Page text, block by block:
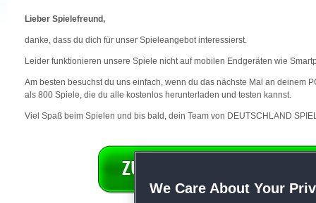
Lieber Spielefreund,
danke, dass du dich für unser Spieleangebot interessierst.
Leider funktionieren unsere Spiele nicht auf mobilen Endgeräten wie
Am besten besuchst du uns einfach, wenn du das nächste Mal an deinem
als 800 Spiele, die du alle kostenlos herunterladen und testen kannst.
Viel Spaß beim Spielen und bis bald, dein Team von DEUTSCHLAND
We Care About Your